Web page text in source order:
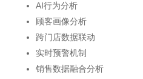
AI行为分析
顾客画像分析
跨门店数据联动
实时预警机制
销售数据融合分析